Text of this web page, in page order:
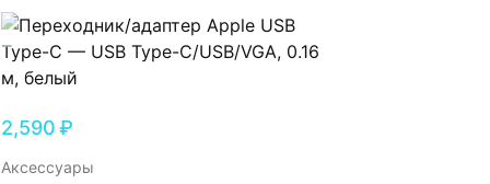
2,590₽
Аксессуары